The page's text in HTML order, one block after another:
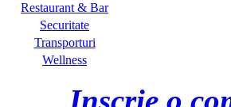
Restaurant & Bar
Securitate
Transporturi
Wellness